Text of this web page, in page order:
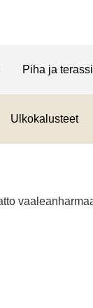
Piha ja terassi
Ulkokalusteet